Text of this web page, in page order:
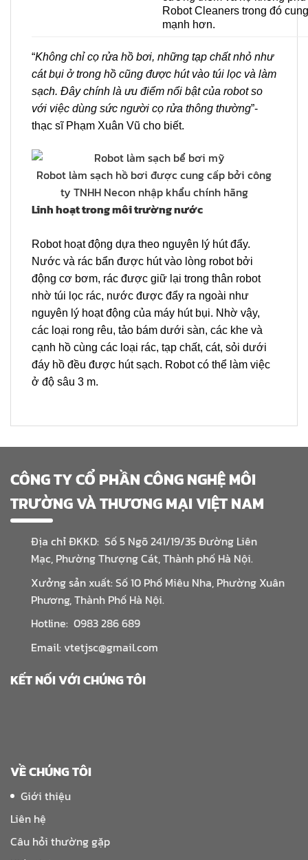
Robot Cleaners trong đó
mạnh hơn.
“Không chỉ cọ rửa hồ bơi, những tạp chất nhỏ như
cát bụi ở trong hồ cũng được hút vào túi lọc và làm
sạch. Đây chính là ưu điểm nổi bật của robot so
với việc dùng sức người cọ rửa thông thường”-
thạc sĩ Phạm Xuân Vũ cho biết.
Robot làm sạch hồ bơi được cung cấp bởi công
ty TNHH Necon nhập khẩu chính hãng
Linh hoạt trong môi trường nước
Robot hoạt động dựa theo nguyên lý hút đẩy.
Nước và rác bẩn được hút vào lòng robot bởi
động cơ bơm, rác được giữ lại trong thân robot
nhờ túi lọc rác, nước được đẩy ra ngoài như
nguyên lý hoạt động của máy hút bụi. Nhờ vậy,
các loại rong rêu, tảo bám dưới sàn, các khe và
cạnh hồ cùng các loại rác, tạp chất, cát, sỏi dưới
đáy hồ đều được hút sạch. Robot có thể làm việc
ở độ sâu 3 m.
CÔNG TY CỔ PHẦN CÔNG NGHỆ MÔI
TRƯỜNG VÀ THƯƠNG MẠI VIỆT NAM
Địa chỉ ĐKKD: Số 5 Ngõ 241/19/35 Đường Liên
Mạc, Phường Thượng Cát, Thành phố Hà Nội.
Xưởng sản xuất: Số 10 Phố Miêu Nha, Phường Xuân
Phương, Thành Phố Hà Nội.
Hotline: 0983 286 689
Email: vtetjsc@gmail.com
KẾT NỐI VỚI CHÚNG TÔI
VỀ CHÚNG TÔI
Giới thiệu
Liên hệ
Câu hỏi thường gặp